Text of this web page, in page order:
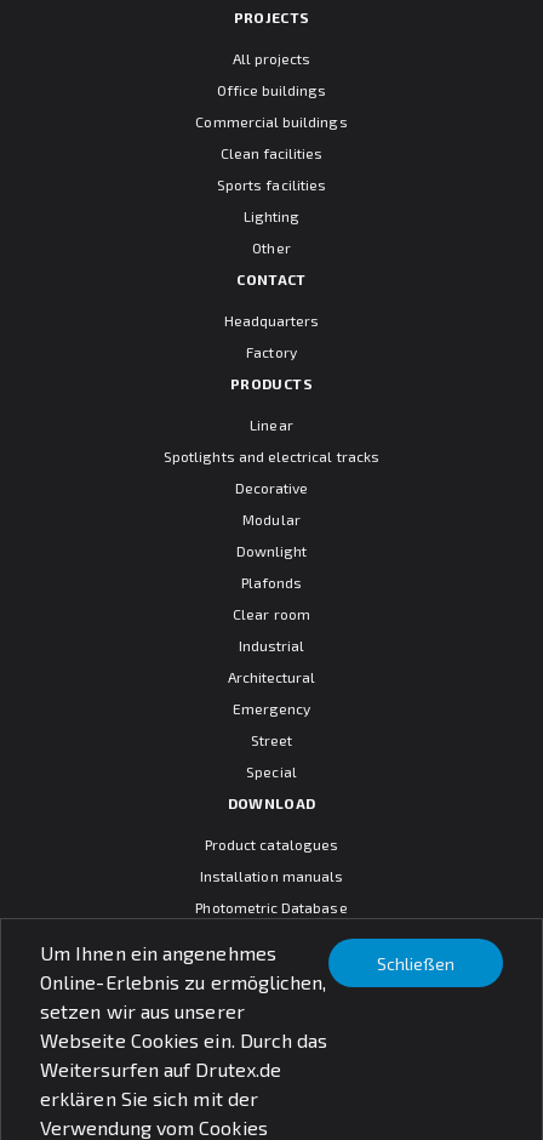
Um Ihnen ein angenehmes
Online-Erlebnis zu ermöglichen,
setzen wir aus unserer
Webseite Cookies ein. Durch das
Weitersurfen auf Drutex.de
erklären Sie sich mit der
Verwendung vom Cookies
Schließen
PROJECTS
All projects
Office buildings
Commercial buildings
Clean facilities
Sports facilities
Lighting
Other
CONTACT
Headquarters
Factory
PRODUCTS
Linear
Spotlights and electrical tracks
Decorative
Modular
Downlight
Plafonds
Clear room
Industrial
Architectural
Emergency
Street
Special
DOWNLOAD
Product catalogues
Installation manuals
Photometric Database
SOCIAL MEDIA